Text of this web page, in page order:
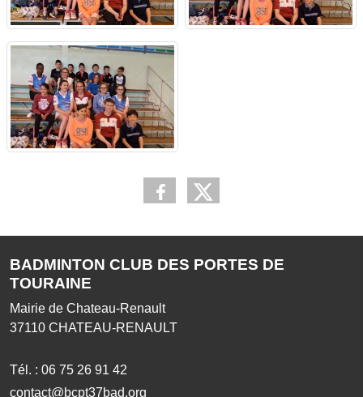
BADMINTON CLUB DES PORTES DE
TOURAINE
Mairie de Chateau-Renault
37110 CHATEAU-RENAULT
Tél. : 06 75 26 91 42
contact@bcpt37bad.org